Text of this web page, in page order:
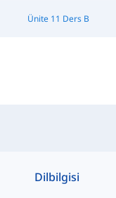
Ünite 11 Ders B
Dilbilgisi